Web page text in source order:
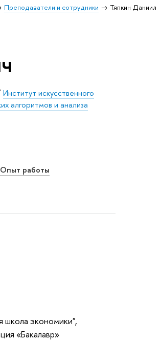
Преподаватели и сотрудники
Тяпкин Даниил
Институт искусственного
алгоритмов и анализа
Опыт работы
школа экономики",
«Бакалавр»